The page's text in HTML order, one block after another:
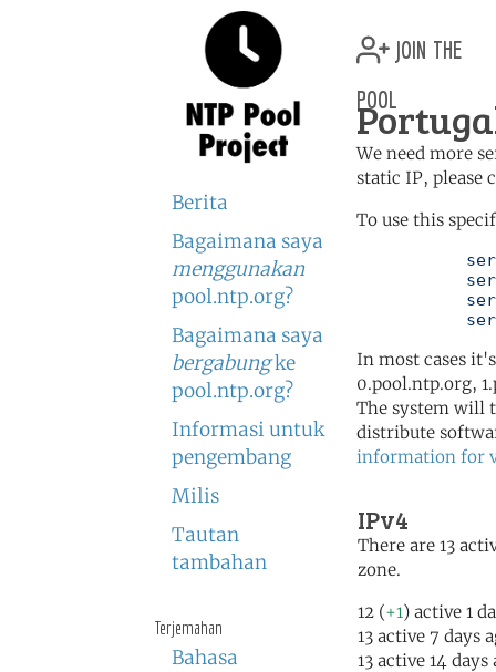
Berita
Bagaimana saya
menggunakan
pool.ntp.org?
Bagaimana saya
bergabungke
pool.ntp.org?
Informasi untuk
pengembang
Milis
Tautan
tambahan
Terjemahan
Bahasa
join the
pool
We need more
static IP, please
To use this
In most cases
0.pool.ntp.org,
The system will
distribute
information for
IPv4
There are 13
zone.
12 (+1) active 1
13 active 7 days
13 active 14 days